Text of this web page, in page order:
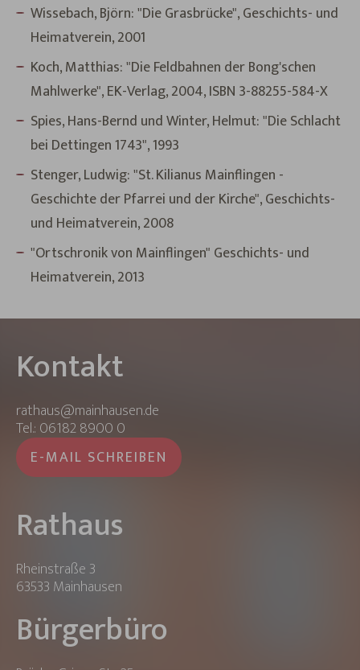
Wissebach, Björn: "Die Grasbrücke", Geschichts- und
Heimatverein, 2001
Koch, Matthias: "Die Feldbahnen der Bong'schen
Mahlwerke", EK-Verlag, 2004, ISBN 3-88255-584-X
Spies, Hans-Bernd und Winter, Helmut: "Die Schlacht
bei Dettingen 1743", 1993
Stenger, Ludwig: "St. Kilianus Mainflingen -
Geschichte der Pfarrei und der Kirche", Geschichts-
und Heimatverein, 2008
"Ortschronik von Mainflingen" Geschichts- und
Heimatverein, 2013
Kontakt
rathaus@mainhausen.de
Tel.: 06182 8900 0
E-MAIL SCHREIBEN
Rathaus
Rheinstraße 3
63533 Mainhausen
Bürgerbüro